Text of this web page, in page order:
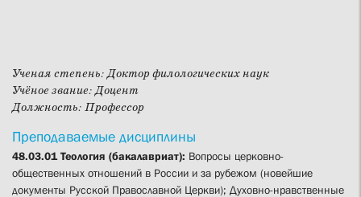
Ученая степень:Доктор филологических наук
Учёное звание:Доцент
Должность: Профессор
Преподаваемые дисциплины
48.03.01 Теология (бакалавриат): Вопросы церковно-
общественных отношений в России и за рубежом (новейшие
документы Русской Православной Церкви); Духовно-нравственные